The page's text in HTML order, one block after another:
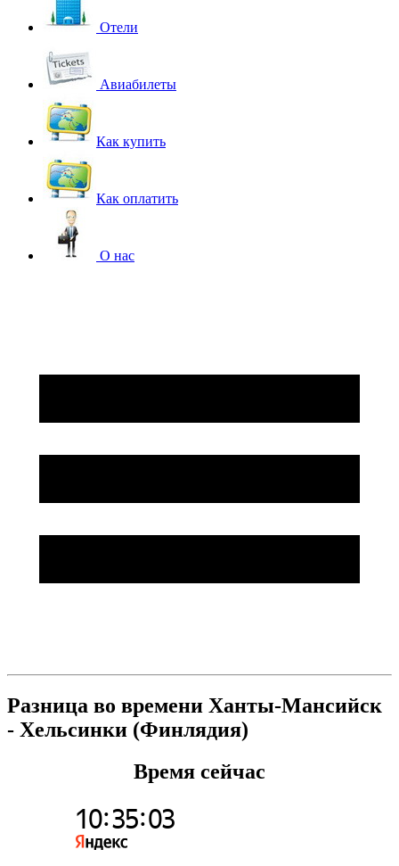
Отели
Авиабилеты
Как купить
Как оплатить
О нас
Разница во времени Ханты-Мансийск
- Хельсинки (Финлядия)
Время сейчас